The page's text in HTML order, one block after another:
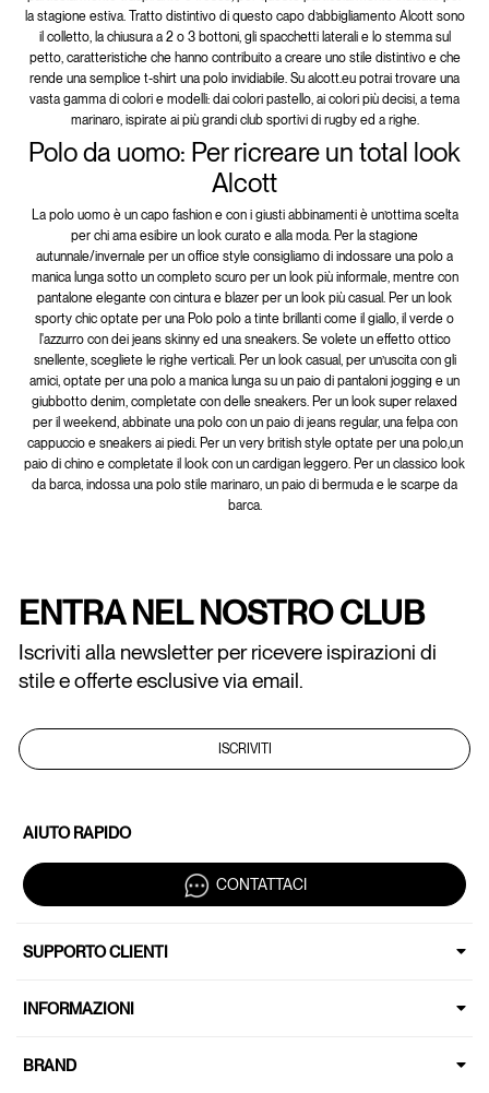
la stagione estiva. Tratto distintivo di questo capo d’abbigliamento Alcott sono
il colletto, la chiusura a 2 o 3 bottoni, gli spacchetti laterali e lo stemma sul
petto, caratteristiche che hanno contribuito a creare uno stile distintivo e che
rende una semplice t-shirt una polo invidiabile. Su alcott.eu potrai trovare una
vasta gamma di colori e modelli: dai colori pastello, ai colori più decisi, a tema
marinaro, ispirate ai più grandi club sportivi di rugby ed a righe.
Polo da uomo: Per ricreare un total look
Alcott
La polo uomo è un capo fashion e con i giusti abbinamenti è un’ottima scelta
per chi ama esibire un look curato e alla moda. Per la stagione
autunnale/invernale per un office style consigliamo di indossare una polo a
manica lunga sotto un completo scuro per un look più informale, mentre con
pantalone elegante con cintura e blazer per un look più casual. Per un look
sporty chic optate per una Polo polo a tinte brillanti come il giallo, il verde o
l'azzurro con dei jeans skinny ed una sneakers. Se volete un effetto ottico
snellente, scegliete le righe verticali. Per un look casual, per un’uscita con gli
amici, optate per una polo a manica lunga su un paio di pantaloni jogging e un
giubbotto denim, completate con delle sneakers. Per un look super relaxed
per il weekend, abbinate una polo con un paio di jeans regular, una felpa con
cappuccio e sneakers ai piedi. Per un very british style optate per una polo,un
paio di chino e completate il look con un cardigan leggero. Per un classico look
da barca, indossa una polo stile marinaro, un paio di bermuda e le scarpe da
barca.
ENTRA NEL NOSTRO CLUB
Iscriviti alla newsletter per ricevere ispirazioni di
stile e offerte esclusive via email.
ISCRIVITI
AIUTO RAPIDO
CONTATTACI
SUPPORTO CLIENTI
INFORMAZIONI
BRAND